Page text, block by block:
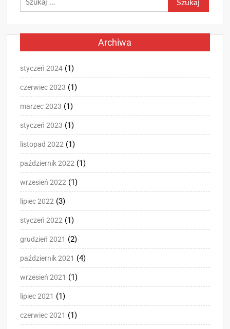
Archiwa
styczeń 2024 (1)
czerwiec 2023 (1)
marzec 2023 (1)
styczeń 2023 (1)
listopad 2022 (1)
październik 2022 (1)
wrzesień 2022 (1)
lipiec 2022 (3)
styczeń 2022 (1)
grudzień 2021 (2)
październik 2021 (4)
wrzesień 2021 (1)
lipiec 2021 (1)
czerwiec 2021 (1)